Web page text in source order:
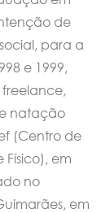
de
para a
e 1999,
natação
(Centro de
em
no
em